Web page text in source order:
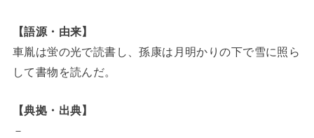
【語源・由来】
車胤は蛍の光で読書し、孫康は月明かりの下で雪に照ら
して書物を読んだ。
【典拠・出典】
－